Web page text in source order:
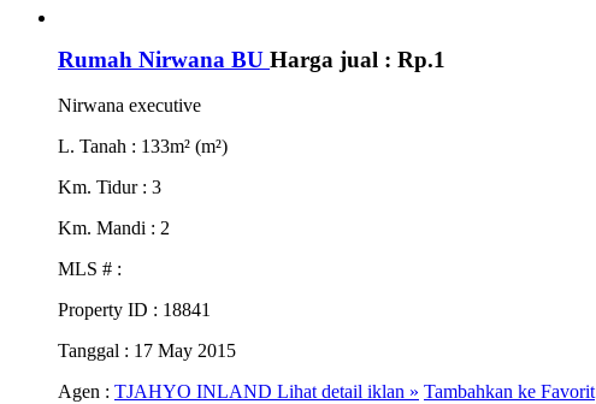
Rumah Nirwana BU Harga jual : Rp.1
Nirwana executive
L. Tanah : 133m² (m²)
Km. Tidur : 3
Km. Mandi : 2
MLS # :
Property ID : 18841
Tanggal : 17 May 2015
Agen : TJAHYO INLAND Lihat detail iklan » Tambahkan ke Favorit